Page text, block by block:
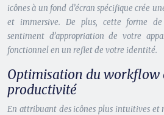
icônes à un fond d’écran spécifique crée
et immersive. De plus, cette forme
sentiment d’appropriation de votre
fonctionnel en un reflet de votre identité.
Optimisation du workflow
productivité
En attribuant des icônes plus intuitives et